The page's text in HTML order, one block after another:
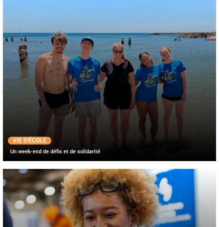
VIE D'ÉCOLE
Un week-end de défis et de solidarité